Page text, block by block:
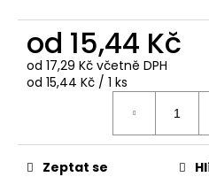
od 15,44 Kč
od 17,29 Kč včetně DPH
Měrná
od 15,44 Kč / 1 ks
Zeptat se
u
č
u
e